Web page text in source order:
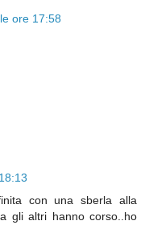
ore 17:58
con una sberla alla
gli altri hanno corso..ho